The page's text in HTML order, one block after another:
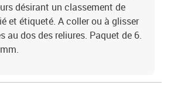
désirant un classement de
et étiqueté. A coller ou à glisser
au dos des reliures. Paquet de 6.